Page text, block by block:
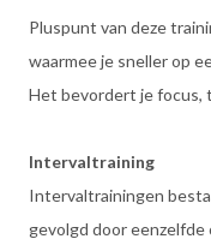
Pluspunt van deze
waarmee je sneller op
Het bevordert je focus,
Intervaltraining
Intervaltrainingen
gevolgd door